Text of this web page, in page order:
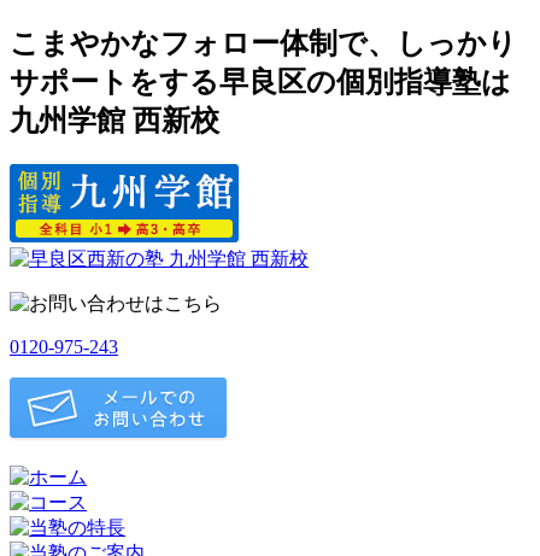
こまやかなフォロー体制で、しっかり
サポートをする早良区の個別指導塾は
九州学館 西新校
0120-975-243